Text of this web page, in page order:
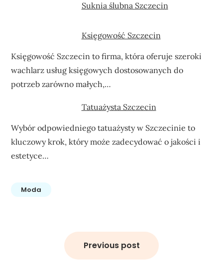
Suknia ślubna Szczecin
Księgowość Szczecin
Księgowość Szczecin to firma, która oferuje szeroki
wachlarz usług księgowych dostosowanych do
potrzeb zarówno małych,…
Tatuażysta Szczecin
Wybór odpowiedniego tatuażysty w Szczecinie to
kluczowy krok, który może zadecydować o jakości i
estetyce…
Moda
Previous post